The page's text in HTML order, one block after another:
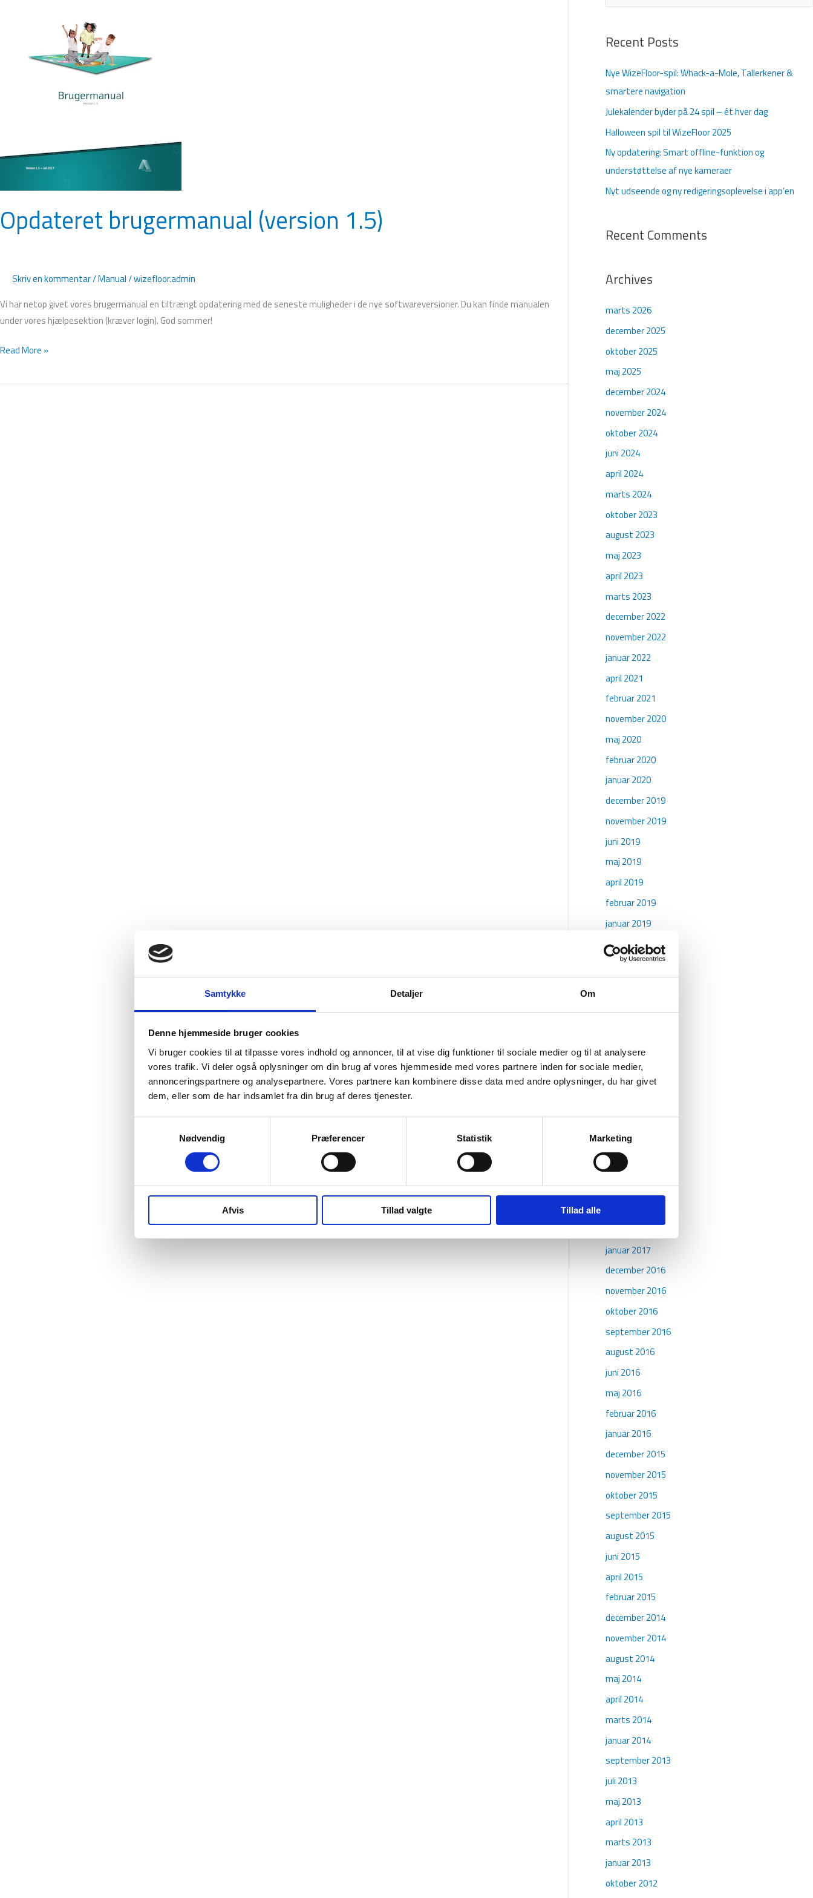
Samtykke Detaljer Om
Denne hjemmeside bruger cookies
Vi bruger cookies til at tilpasse vores indhold og annoncer, til at vise dig funktioner til sociale medier og til at analysere
vores trafik. Vi deler også oplysninger om din brug af vores hjemmeside med vores partnere inden for sociale medier,
annonceringspartnere og analysepartnere. Vores partnere kan kombinere disse data med andre oplysninger, du har givet
dem, eller som de har indsamlet fra din brug af deres tjenester.
Nødvendig
Præferencer Statistik Marketing
Afvis Tillad valgte Tillad alle
Opdateret brugermanual (version 1.5)
Skriv en kommentar/Manual/wizefloor.admin
Vi har netop givet vores brugermanual en tiltrængt opdatering med de seneste muligheder i de nye softwareversioner. Du kan finde manualen
under vores hjælpesektion (kræver login). God sommer!
Read More »
ø
e
f
:
Recent Posts
Nye WizeFloor-spil: Whack-a-Mole, Tallerkener &
smartere navigation
Julekalender byder på 24 spil – ét hver dag
Halloween spil til WizeFloor 2025
Ny opdatering: Smart offline-funktion og
understøttelse af nye kameraer
Nyt udseende og ny redigeringsoplevelse i app’en
Recent Comments
Archives
marts 2026
december 2025
oktober 2025
maj 2025
december 2024
november 2024
oktober 2024
juni 2024
april 2024
marts 2024
oktober 2023
august 2023
maj 2023
april 2023
marts 2023
december 2022
november 2022
januar 2022
april 2021
februar 2021
november 2020
maj 2020
februar 2020
januar 2020
december 2019
november 2019
juni 2019
maj 2019
april 2019
februar 2019
januar 2019
oktober 2018
maj 2018
december 2017
november 2017
september 2017
juni 2017
maj 2017
april 2017
februar 2017
januar 2017
december 2016
november 2016
oktober 2016
september 2016
august 2016
juni 2016
maj 2016
februar 2016
januar 2016
december 2015
november 2015
oktober 2015
september 2015
august 2015
juni 2015
april 2015
februar 2015
december 2014
november 2014
august 2014
maj 2014
april 2014
marts 2014
januar 2014
september 2013
juli 2013
maj 2013
april 2013
marts 2013
januar 2013
oktober 2012